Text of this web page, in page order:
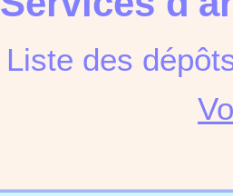
Liste des